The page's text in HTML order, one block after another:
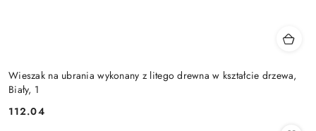
Wieszak na ubrania wykonany z litego drewna w kształcie drzewa,
Biały, 1
Cena:
112.04